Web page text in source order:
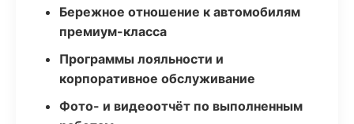
Бережное отношение к автомобилям
премиум-класса
Программы лояльности и
корпоративное обслуживание
Фото- и видеоотчёт по выполненным